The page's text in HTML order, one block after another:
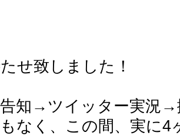
せ致しました！
知→ツイッター実況
なく、この間、実に4